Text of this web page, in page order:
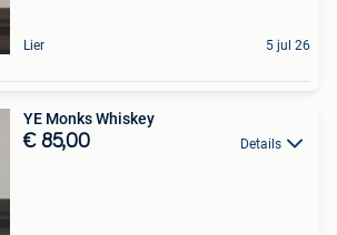
Lier 5 jul 26
YE Monks Whiskey
€ 85,00 Details